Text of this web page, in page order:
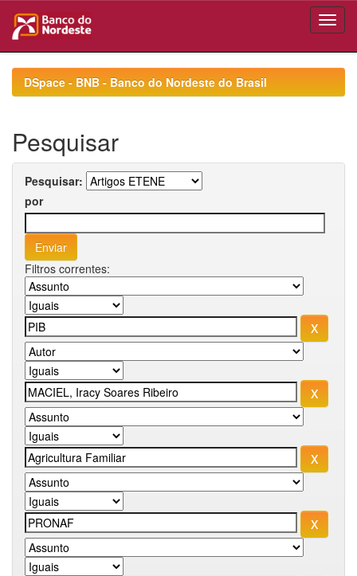
navigationDSpace - BNB - Banco do Nordeste do Brasil
Pesquisar
Pesquisar:
por
Filtros correntes: